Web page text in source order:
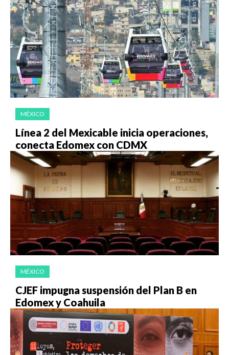
MÉXICO
Línea 2 del Mexicable inicia operaciones,
conecta Edomex con CDMX
MÉXICO
CJEF impugna suspensión del Plan B en
Edomex y Coahuila